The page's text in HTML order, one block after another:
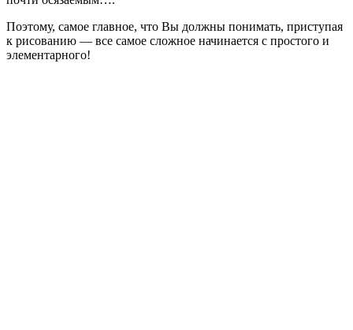
Поэтому, самое главное, что Вы должны понимать, приступая
к рисованию — все самое сложное начинается с простого и
элементарного!